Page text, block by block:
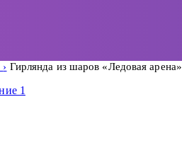
Гирлянда из шаров «Ледовая арена»